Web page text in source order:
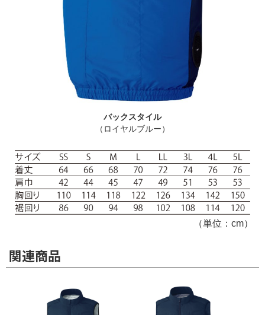
バックスタイル
（ロイヤルブルー）
（単位：cm）
関連商品